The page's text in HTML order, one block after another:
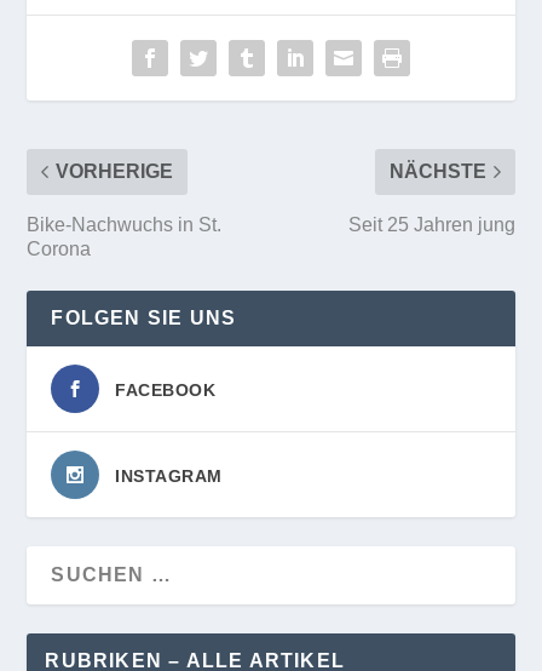
VORHERIGE
Bike-Nachwuchs in St.
Corona
NÄCHSTE
Seit 25 Jahren jung
FOLGEN SIE UNS
FACEBOOK
INSTAGRAM
RUBRIKEN – ALLE ARTIKEL